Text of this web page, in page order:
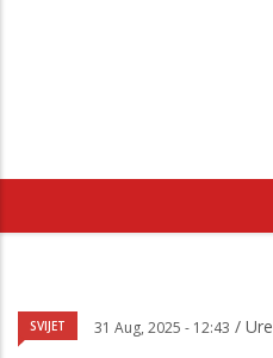
SVIJET 31 Aug, 2025 - 12:43 /